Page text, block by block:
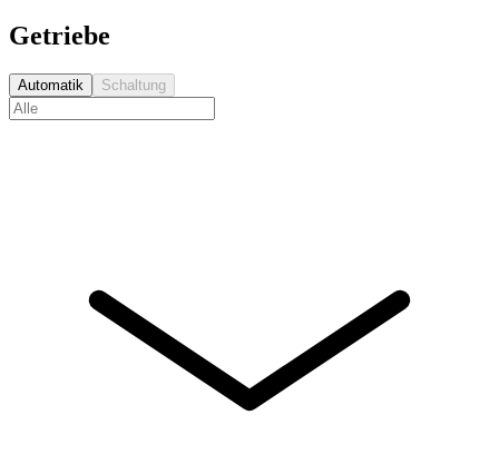
Getriebe
Automatik Schaltung